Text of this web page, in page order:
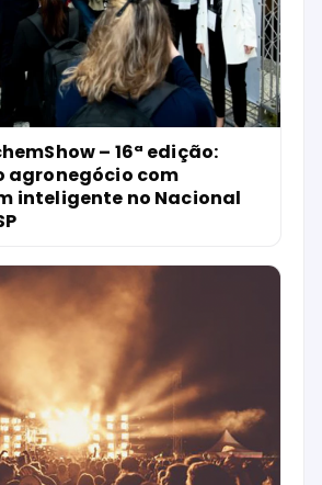
– 16ª edição:
agronegócio com
inteligente no Nacional